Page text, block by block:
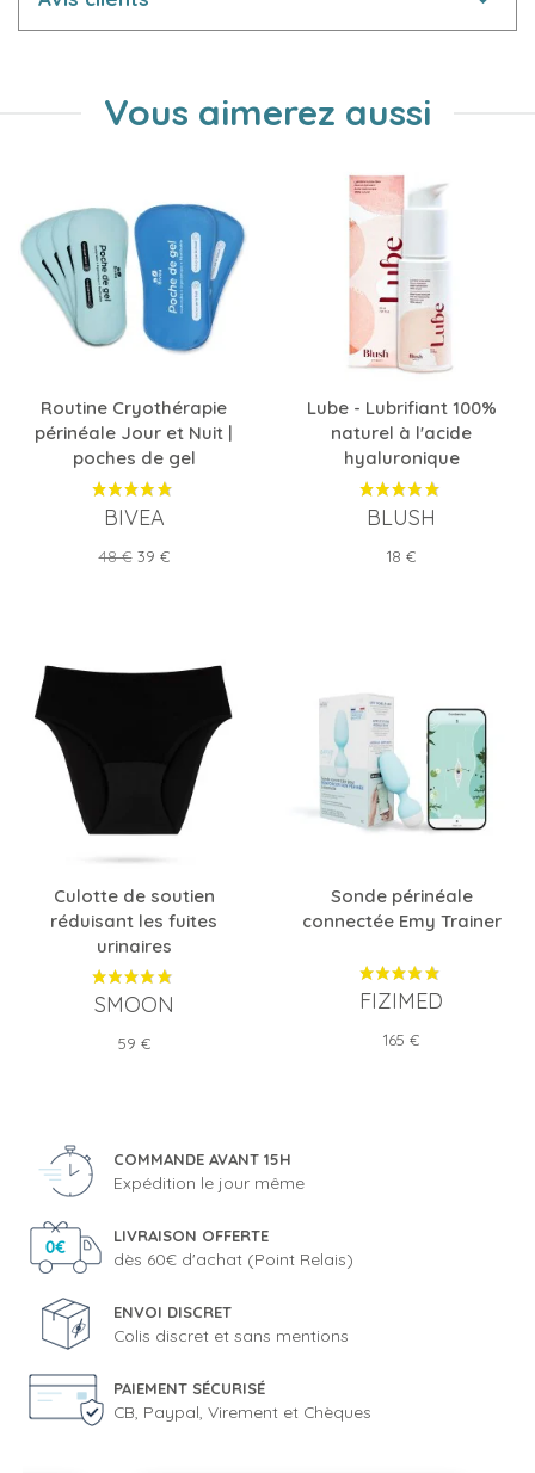
Vous aimerez aussi
Routine Cryothérapie
périnéale Jour et Nuit |
poches de gel
BIVEA
Prix
48 € Prix
39 €
Lube - Lubrifiant 100%
naturel à l'acide
hyaluronique
BLUSH
Prix
18 €
Culotte de soutien
réduisant les fuites
urinaires
SMOON
Prix
59 €
Sonde périnéale
connectée Emy Trainer
FIZIMED
Prix
165 €
COMMANDE AVANT 15H
Expédition le jour même
LIVRAISON OFFERTE
dès 60€ d'achat (Point Relais)
ENVOI DISCRET
Colis discret et sans mentions
PAIEMENT SÉCURISÉ
CB, Paypal, Virement et Chèques